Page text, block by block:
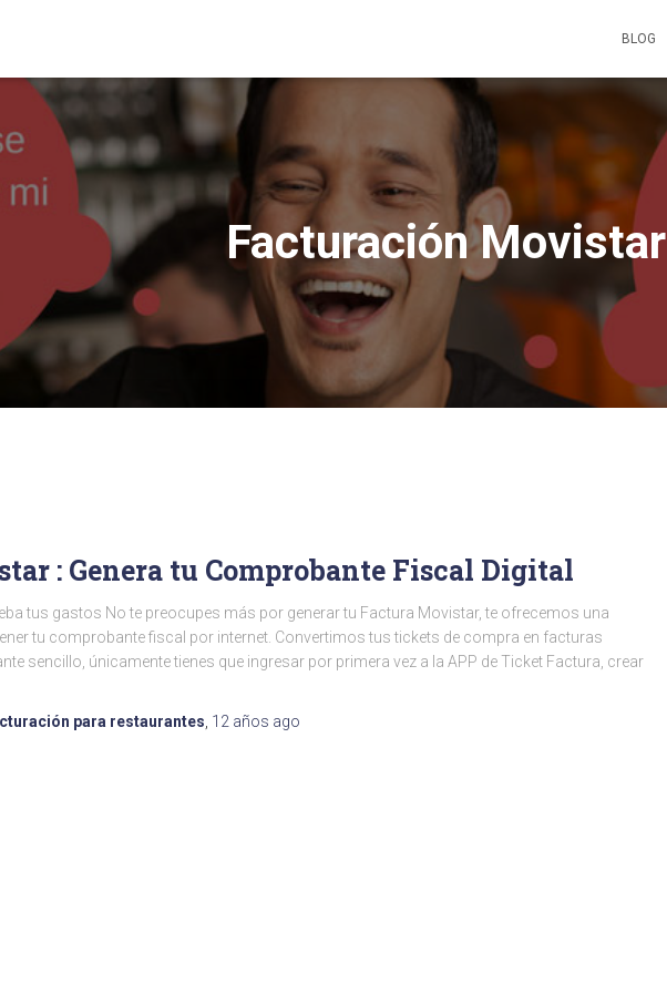
BLOG
Facturación Movistar
: Genera tu Comprobante Fiscal Digital
tus gastos No te preocupes más por generar tu Factura Movistar, te ofrecemos una
tu comprobante fiscal por internet. Convertimos tus tickets de compra en facturas
sencillo, únicamente tienes que ingresar por primera vez a la APP de Ticket Factura, crear
para restaurantes 12 años ago